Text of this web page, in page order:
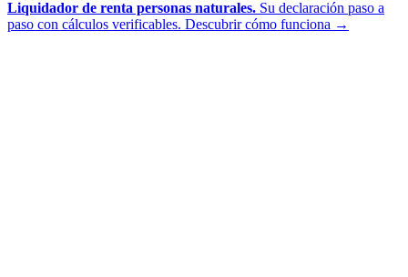
Liquidador de renta personas naturales. Su declaración paso a
paso con cálculos verificables. Descubrir cómo funciona →